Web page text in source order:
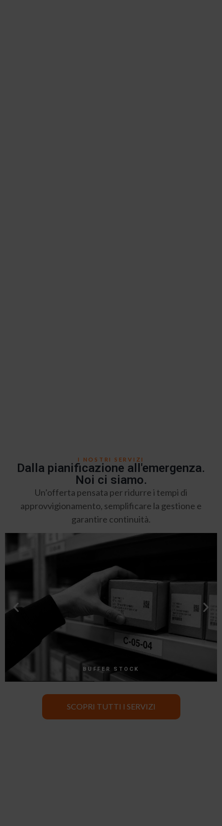
I NOSTRI SERVIZI
Dalla pianificazione all'emergenza.
Noi ci siamo.
Un’offerta pensata per ridurre i tempi di
approvvigionamento, semplificare la gestione e
garantire continuità.
BUFFER STOCK
SCOPRI TUTTI I SERVIZI